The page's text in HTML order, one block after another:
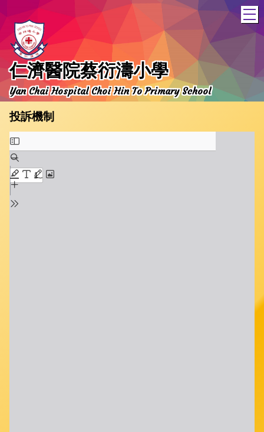
仁濟醫院蔡衍濤小學
Yan Chai Hospital Choi Hin To Primary School
投訴機制